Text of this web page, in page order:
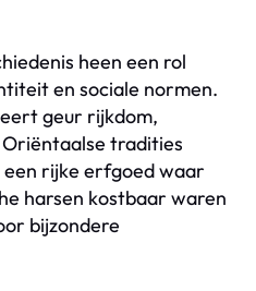
heen een rol
en sociale normen.
geur rijkdom,
tradities
een rijke erfgoed waar
harsen kostbaar waren
bijzondere